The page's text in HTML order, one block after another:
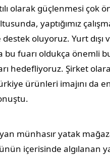
olarak güçlenmesi çok
yaptığımız
oluyoruz. Yurt
fuarı oldukça önemli
hedefliyoruz. Şirket
ürünleri imajını da
münhasır yatak
içerisinde algılanan